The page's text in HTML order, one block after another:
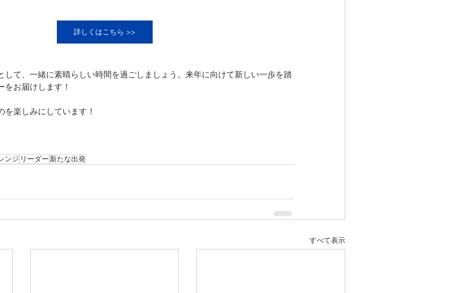
詳しくはこちら >>
して、一緒に素晴らしい時間を過ごしましょう。来年に向けて新しい一歩を踏
お届けします！
楽しみにしています！
ンジ リーダー 新たな出発
すべて表示